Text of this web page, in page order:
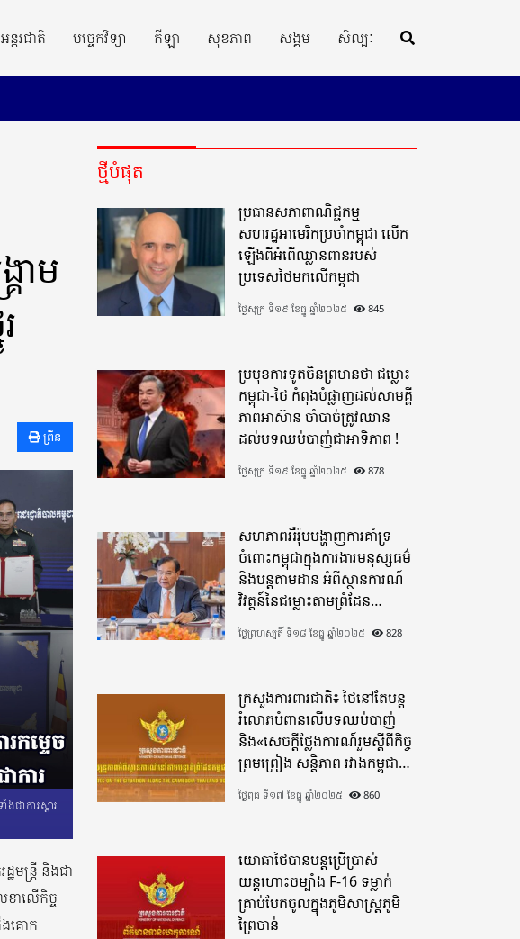
តរជាតិ បច្ចេកវិទ្យា កីឡា សុខភាព សង្គម សិល្បៈ
ាម
ព្រីន
ជាការស្តារ
មន្រ្តី និងជា
ខាលើកិច្ច
ងគោក
ថ្មីបំផុត
ប្រធានសភាពាណិជ្ជកម្ម
សហរដ្ឋអាមេរិកប្រចាំកម្ពុជា លើក
ឡើងពីអំពើឈ្លានពានរបស់
ប្រទេសថៃមកលើកម្ពុជា
ថ្ងៃសុក្រ ទី១៩ ខែធ្នូ ឆ្នាំ២០២៥ 845
ប្រមុខការទូតចិនព្រមានថា ជម្លោះ
កម្ពុជា-ថៃ កំពុងបំផ្លាញដល់សាមគ្គី
ភាពអាស៊ាន ចាំបាច់ត្រូវឈាន
ដល់បទឈប់បាញ់ជាអាទិភាព !
ថ្ងៃសុក្រ ទី១៩ ខែធ្នូ ឆ្នាំ២០២៥ 878
សហភាពអឺរ៉ុបបង្ហាញការគាំទ្រ
ចំពោះកម្ពុជាក្នុងការងារមនុស្សធម៌
និងបន្តតាមដាន អំពីស្ថានការណ៍
វិវត្តន៍នៃជម្លោះតាមព្រំដែន
ដោយយកចិត្តទុកដាក់ខ្ពស់
ថ្ងៃព្រហស្បតិ៍ ទី១៨ ខែធ្នូ ឆ្នាំ២០២៥ 828
ក្រសួងការពារជាតិ៖ ថៃនៅតែបន្ត
រំលោភបំពានលើបទឈប់បាញ់
និង«សេចក្តីថ្លែងការណ៍រួមស្តីពីកិច្ច
ព្រមព្រៀង សន្តិភាព រវាងកម្ពុជា
និងថៃ»
ថ្ងៃពុធ ទី១៧ ខែធ្នូ ឆ្នាំ២០២៥ 860
យោធាថៃបានបន្តប្រើប្រាស់
យន្តហោះចម្បាំង F-16 ទម្លាក់
គ្រាប់បែកចូលក្នុងភូមិសាស្ត្រភូមិ
ព្រៃចាន់